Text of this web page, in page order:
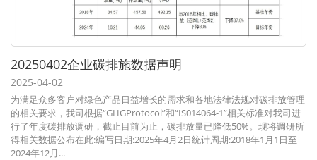
20250402企业碳排施数据声明
2025-04-02
为满足众多客户对绿色产品日益增长的需求和各地法律法规对碳排放管理
的相关要求，我司根据“GHGProtocol”和“IS014064-1”相关标准对我司进
行了年度碳排放调研，截止目前为止，碳排放量已降低50%。现将调研所
得相关数据公布在此:编写日期:2025年4月2日统计周期:2018年1月1日至
2024年12月...